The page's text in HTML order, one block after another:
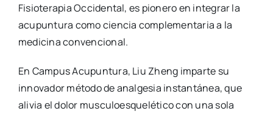
Fisioterapia Occidental, es pionero en integrar la
acupuntura como ciencia complementaria a la
medicina convencional.
En Campus Acupuntura, Liu Zheng imparte su
innovador método de analgesia instantánea, que
alivia el dolor musculoesquelético con una sola